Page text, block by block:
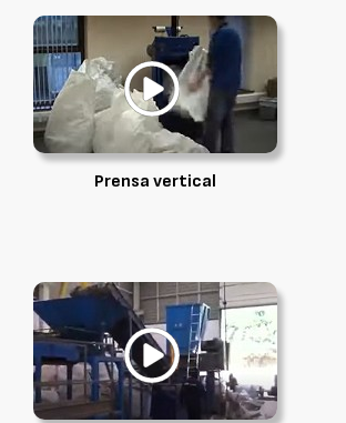
Prensa vertical